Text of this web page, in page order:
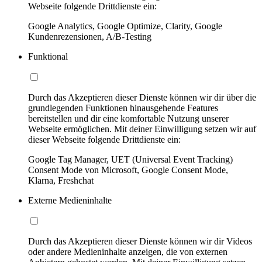
Webseite folgende Drittdienste ein:
Google Analytics, Google Optimize, Clarity, Google
Kundenrezensionen, A/B-Testing
Funktional
Durch das Akzeptieren dieser Dienste können wir dir über die
grundlegenden Funktionen hinausgehende Features
bereitstellen und dir eine komfortable Nutzung unserer
Webseite ermöglichen. Mit deiner Einwilligung setzen wir auf
dieser Webseite folgende Drittdienste ein:
Google Tag Manager, UET (Universal Event Tracking)
Consent Mode von Microsoft, Google Consent Mode,
Klarna, Freshchat
Externe Medieninhalte
Durch das Akzeptieren dieser Dienste können wir dir Videos
oder andere Medieninhalte anzeigen, die von externen